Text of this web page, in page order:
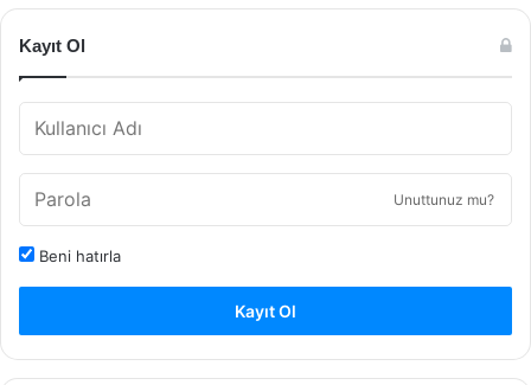
Kayıt Ol
Unuttunuz mu?
Beni hatırla
Kayıt Ol